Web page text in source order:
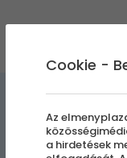
Cookie -
Az
a hirdetések